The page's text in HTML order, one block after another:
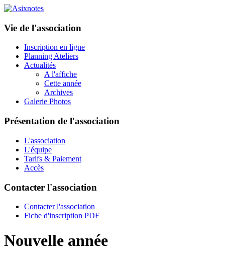
Vie de l'association
Inscription en ligne
Planning Ateliers
Actualités
A l'affiche
Cette année
Archives
Galerie Photos
Présentation de l'association
L'association
L'équipe
Tarifs & Paiement
Accès
Contacter l'association
Contacter l'association
Fiche d'inscription PDF
Nouvelle année